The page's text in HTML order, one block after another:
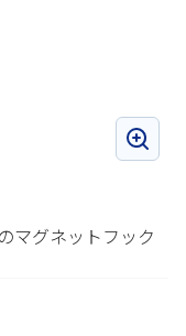
マグネットフック